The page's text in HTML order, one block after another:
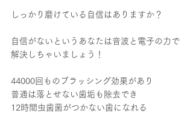
しっかり磨けている自信はありますか？
自信がないというあなたは音波と電子の力で
解決しちゃいましょう！
44000回ものブラッシング効果があり
普通は落とせない歯垢も除去でき
12時間虫歯菌がつかない歯になれる